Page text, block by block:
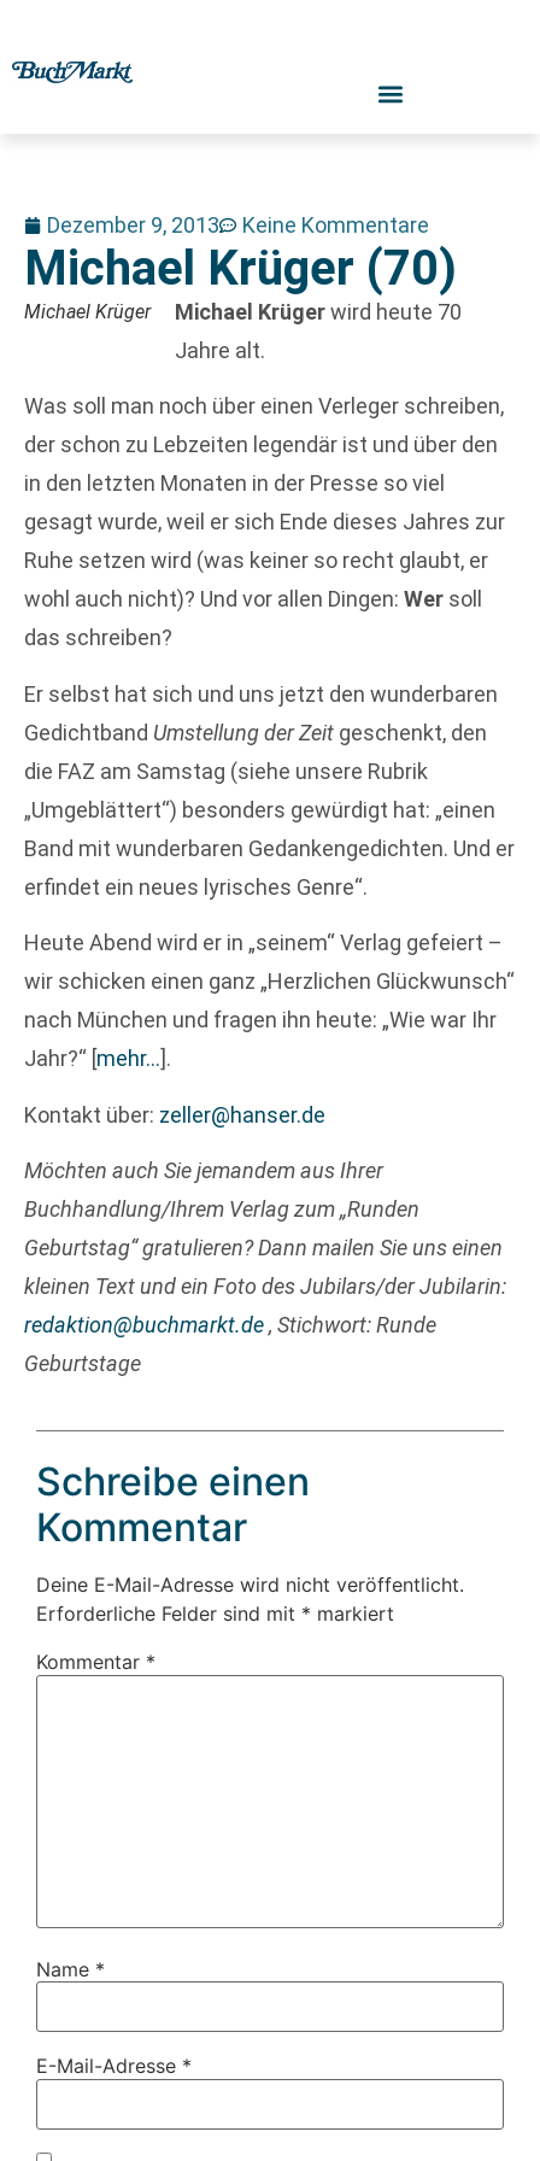
Dezember 9, 2013 Keine Kommentare
Michael Krüger (70)
Michael Krüger Michael Krügerwird heute 70
Jahre alt.
Was soll man noch über einen Verleger schreiben,
der schon zu Lebzeiten legendär ist und über den
in den letzten Monaten in der Presse so viel
gesagt wurde, weil er sich Ende dieses Jahres zur
Ruhe setzen wird (was keiner so recht glaubt, er
wohl auch nicht)? Und vor allen Dingen: Wer soll
das schreiben?
Er selbst hat sich und uns jetzt den wunderbaren
Gedichtband Umstellung der Zeit geschenkt, den
die FAZ am Samstag (siehe unsere Rubrik
„Umgeblättert“) besonders gewürdigt hat: „einen
Band mit wunderbaren Gedankengedichten. Und er
erfindet ein neues lyrisches Genre“.
Heute Abend wird er in „seinem“ Verlag gefeiert –
wir schicken einen ganz „Herzlichen Glückwunsch“
nach München und fragen ihn heute: „Wie war Ihr
Jahr?“ [mehr…].
Kontakt über: zeller@hanser.de
Möchten auch Sie jemandem aus Ihrer
Buchhandlung/Ihrem Verlag zum „Runden
Geburtstag“ gratulieren? Dann mailen Sie uns einen
kleinen Text und ein Foto des Jubilars/der Jubilarin:
redaktion@buchmarkt.de, Stichwort: Runde
Geburtstage
Schreibe einen
Kommentar
Deine E-Mail-Adresse wird nicht veröffentlicht.
Erforderliche Felder sind mit * markiert
Kommentar *
Name *
E-Mail-Adresse *